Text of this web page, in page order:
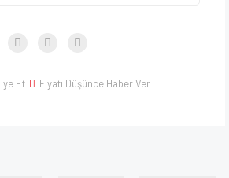
Et Fiyatı Düşünce Haber Ver